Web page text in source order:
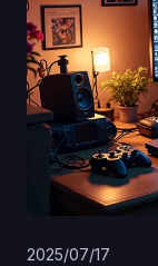
2025/07/17